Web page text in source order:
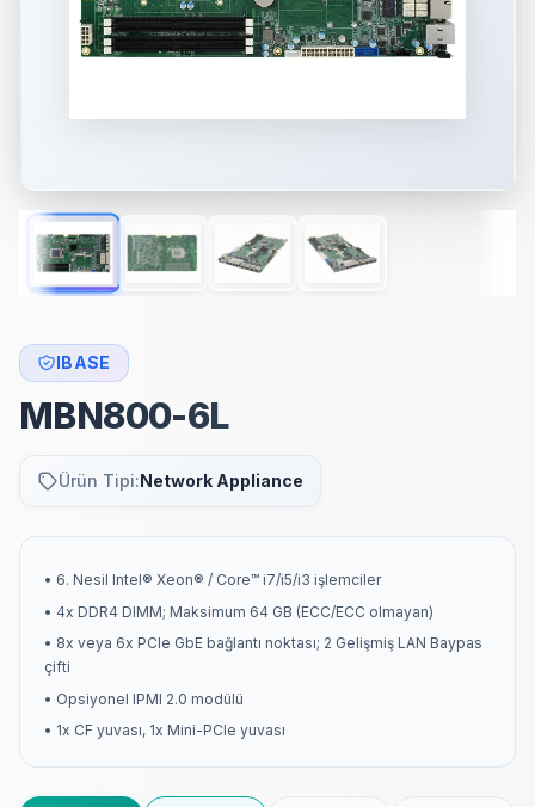
IBASE
MBN800-6L
Ürün Tipi:Network Appliance
• 6. Nesil Intel® Xeon® / Core™ i7/i5/i3 işlemciler
• 4x DDR4 DIMM; Maksimum 64 GB (ECC/ECC olmayan)
• 8x veya 6x PCIe GbE bağlantı noktası; 2 Gelişmiş LAN Baypas
çifti
• Opsiyonel IPMI 2.0 modülü
• 1x CF yuvası, 1x Mini-PCIe yuvası